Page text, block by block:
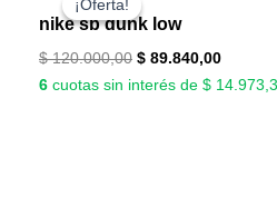
¡Oferta!
¡Oferta!
nike sb dunk low
$120.000,00
original
era:
$ 120.000,00.
$ 89.840,00$
6 cuotas sin interés de $